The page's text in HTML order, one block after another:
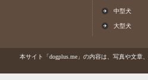
中型犬
大型犬
本サイト「dogplus.me」の内容は、写真や文章